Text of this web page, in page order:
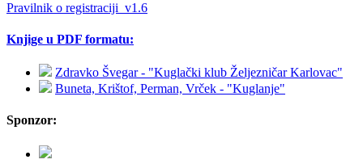
Pravilnik o registraciji_v1.6
Knjige u PDF formatu:
Zdravko Švegar - "Kuglački klub Željezničar Karlovac"
Buneta, Krištof, Perman, Vrček - "Kuglanje"
Sponzor: